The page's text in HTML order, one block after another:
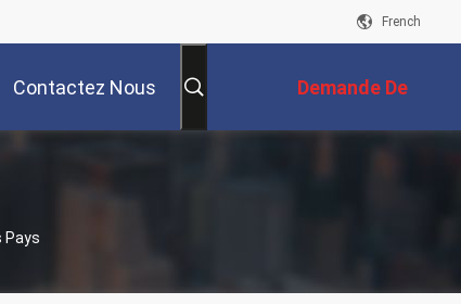
French
Contactez Nous Demande De
Soumission
Pays